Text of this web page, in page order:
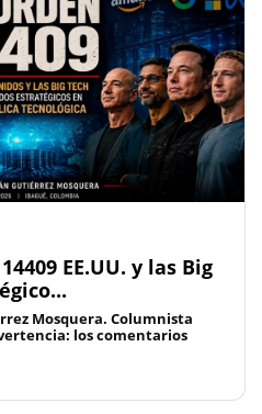
EE.UU. y las Big
Mosquera. Columnista
los comentarios